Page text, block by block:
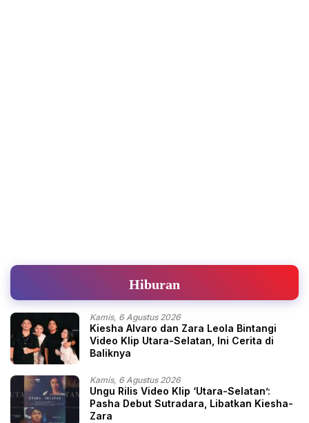
Hiburan
Kamis, 6 Agustus 2026
Kiesha Alvaro dan Zara Leola Bintangi
Video Klip Utara-Selatan, Ini Cerita di
Baliknya
Kamis, 6 Agustus 2026
Ungu Rilis Video Klip ‘Utara-Selatan’:
Pasha Debut Sutradara, Libatkan Kiesha-
Zara